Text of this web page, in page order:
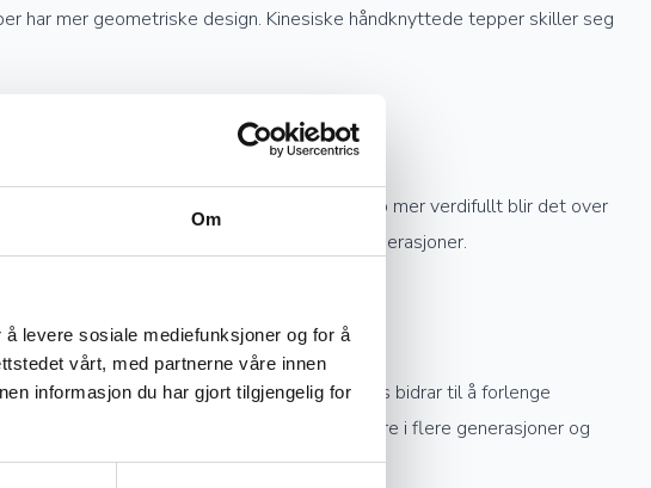
Om
levere sosiale mediefunksjoner og for å
vårt, med partnerne våre innen
informasjon du har gjort tilgjengelig for
har mer geometriske design. Kinesiske håndknyttede tepper skiller seg
og finere knytting et teppe har, desto mer verdifullt blir det over
håndknyttede tepper kan gå i arv i generasjoner.
mot direkte sollys og profesjonell rens bidrar til å forlenge
Med godt stell kan et håndknyttet teppe vare i flere generasjoner og